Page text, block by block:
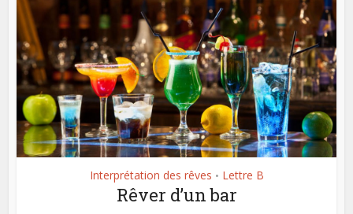
Interprétation des rêves • Lettre B
Rêver d’un bar